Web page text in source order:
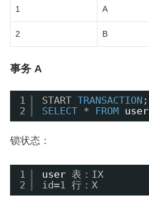
1 A
2 B
事务 A
1
2
START TRANSACTION ;
SELECT * FROM user
锁状态：
1
2
user 表：IX
id=1 行：X